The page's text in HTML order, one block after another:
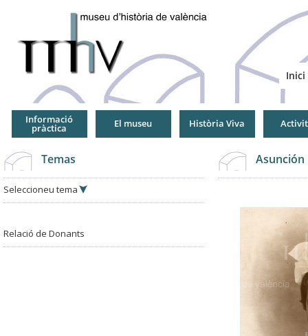
Inici
Informació
pràctica El museu Història Viva
Temas
Seleccioneu tema
Relació de Donants
Asunción